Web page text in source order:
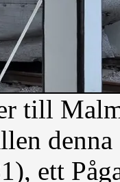
till
ett